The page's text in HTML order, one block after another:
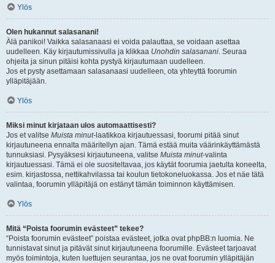
Ylös
Olen hukannut salasanani!
Älä panikoi! Vaikka salasanaasi ei voida palauttaa, se voidaan asettaa
uudelleen. Käy kirjautumissivulla ja klikkaa Unohdin salasanani. Seuraa
ohjeita ja sinun pitäisi kohta pystyä kirjautumaan uudelleen.
Jos et pysty asettamaan salasanaasi uudelleen, ota yhteyttä foorumin
ylläpitäjään.
Ylös
Miksi minut kirjataan ulos automaattisesti?
Jos et valitse Muista minut-laatikkoa kirjautuessasi, foorumi pitää sinut
kirjautuneena ennalta määritellyn ajan. Tämä estää muita väärinkäyttämästä
tunnuksiasi. Pysyäksesi kirjautuneena, valitse Muista minut-valinta
kirjautuessasi. Tämä ei ole suositeltavaa, jos käytät foorumia jaetulta koneelta,
esim. kirjastossa, nettikahvilassa tai koulun tietokoneluokassa. Jos et näe tätä
valintaa, foorumin ylläpitäjä on estänyt tämän toiminnon käyttämisen.
Ylös
Mitä “Poista foorumin evästeet” tekee?
“Poista foorumin evästeet” poistaa evästeet, jotka ovat phpBB:n luomia. Ne
tunnistavat sinut ja pitävät sinut kirjautuneena foorumille. Evästeet tarjoavat
myös toimintoja, kuten luettujen seurantaa, jos ne ovat foorumin ylläpitäjän